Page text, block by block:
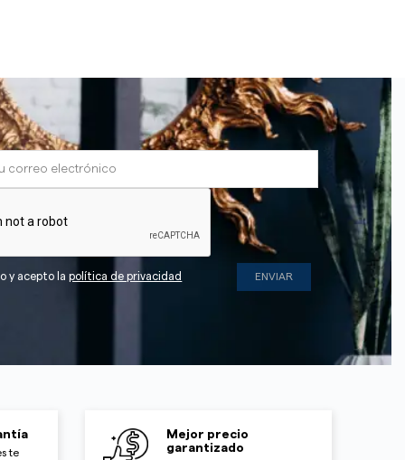
y acepto lapolítica de privacidad
te
Mejor precio
garantizado